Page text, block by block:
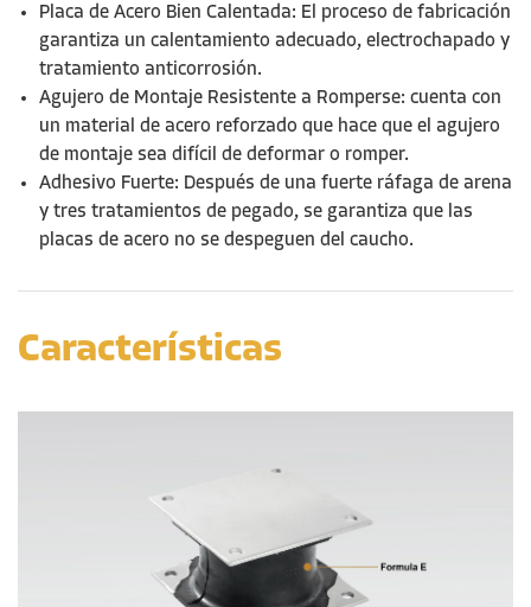
Placa de Acero Bien Calentada: El proceso de fabricación
garantiza un calentamiento adecuado, electrochapado y
tratamiento anticorrosión.
Agujero de Montaje Resistente a Romperse: cuenta con
un material de acero reforzado que hace que el agujero
de montaje sea difícil de deformar o romper.
Adhesivo Fuerte: Después de una fuerte ráfaga de arena
y tres tratamientos de pegado, se garantiza que las
placas de acero no se despeguen del caucho.
Características